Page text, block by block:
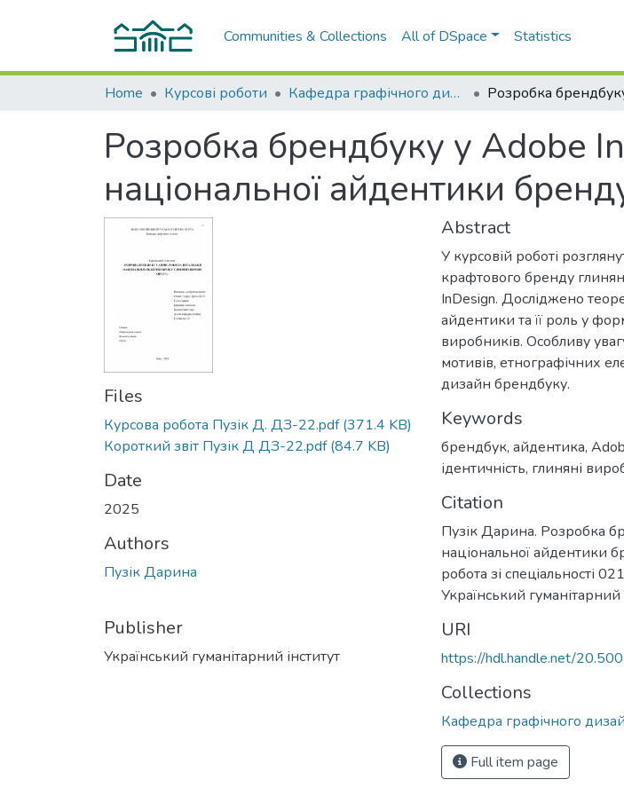
Communities & Collections All of DSpace Statistics
Home Курсові роботи Кафедра графічного дизайну
Розробка брендбуку у Adobe
національної айдентики
Files
Курсова робота Пузік Д. ДЗ-22.pdf(371.4 KB)
Короткий звіт Пузік Д ДЗ-22.pdf(84.7 KB)
Date
2025
Authors
Пузік Дарина
Publisher
Український гуманітарний інститут
Abstract
У курсовій роботі
крафтового бренду
InDesign. Досліджено
айдентики та її роль у
виробників. Особливу
мотивів, етнографічних
дизайн брендбуку.
Keywords
брендбук, айдентика,
ідентичність, глиняні
Citation
Пузік Дарина. Розробка
національної айдентики
робота зі спецiальності
Український
URI
https://hdl.handle.net/
Collections
Кафедра графічного
Full item page